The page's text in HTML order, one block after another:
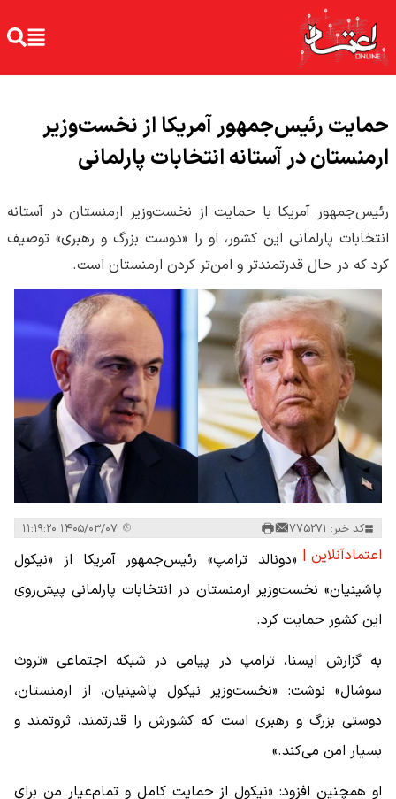
حمایت رئیس‌جمهور آمریکا از نخست‌وزیر
ارمنستان در آستانه انتخابات پارلمانی
رئیس‌جمهور آمریکا با حمایت از نخست‌وزیر ارمنستان در آستانه
انتخابات پارلمانی این کشور، او را «دوست بزرگ و رهبری» توصیف
کرد که در حال قدرتمندتر و امن‌تر کردن ارمنستان است.
کد خبر: 775271
اعتمادآنلاین | «دونالد ترامپ» رئیس‌جمهور آمریکا از «نیکول
پاشینیان» نخست‌وزیر ارمنستان در انتخابات پارلمانی پیش‌روی
این کشور حمایت کرد.
به گزارش ایسنا، ترامپ در پیامی در شبکه اجتماعی «تروث
سوشال» نوشت: «نخست‌وزیر نیکول پاشینیان، از ارمنستان،
دوستی بزرگ و رهبری است که کشورش را قدرتمند، ثروتمند و
بسیار امن می‌کند.»
او همچنین افزود: «نیکول از حمایت کامل و تمام‌عیار من برای